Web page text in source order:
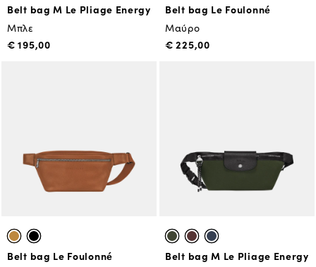
Belt bag M Le Pliage Energy
Μπλε
€ 195,00
Belt bag Le Foulonné
Μαύρο
€ 225,00
Belt bag Le Foulonné Belt bag M Le Pliage Energy